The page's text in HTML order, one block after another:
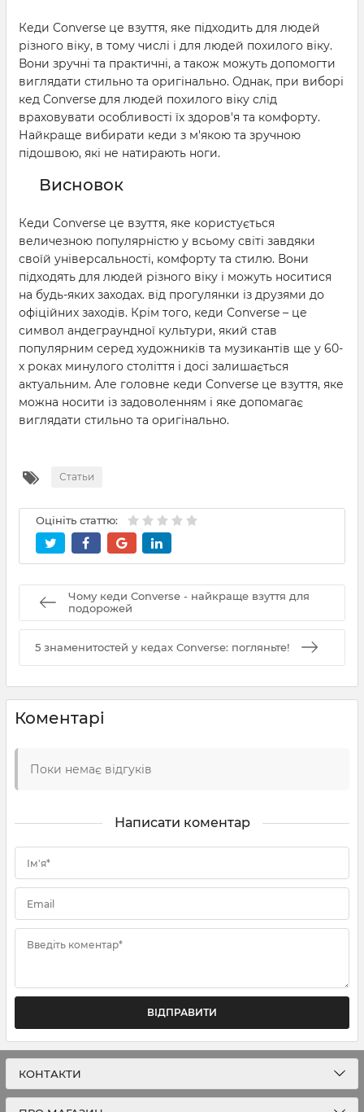
Кеди Converse це взуття, яке підходить для людей
різного віку, в тому числі і для людей похилого віку.
Вони зручні та практичні, а також можуть допомогти
виглядати стильно та оригінально. Однак, при виборі
кед Converse для людей похилого віку слід
враховувати особливості їх здоров'я та комфорту.
Найкраще вибирати кеди з м'якою та зручною
підошвою, які не натирають ноги.
Висновок
Кеди Converse це взуття, яке користується
величезною популярністю у всьому світі завдяки
своїй універсальності, комфорту та стилю. Вони
підходять для людей різного віку і можуть носитися
на будь-яких заходах. від прогулянки із друзями до
офіційних заходів. Крім того, кеди Converse – це
символ андеграундної культури, який став
популярним серед художників та музикантів ще у 60-
х роках минулого століття і досі залишається
актуальним. Але головне кеди Converse це взуття, яке
можна носити із задоволенням і яке допомагає
виглядати стильно та оригінально.
Статьи
Оцініть статтю:
Чому кеди Converse - найкраще взуття для
подорожей
5 знаменитостей у кедах Converse: погляньте!
Коментарі
Поки немає відгуків
Написати коментар
Ім'я*
Email
Введіть коментар*
ВІДПРАВИТИ
КОНТАКТИ